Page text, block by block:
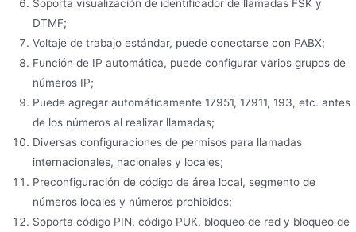
Soporta visualización de identificador de llamadas FSK y
DTMF;
Voltaje de trabajo estándar, puede conectarse con PABX;
Función de IP automática, puede configurar varios grupos de
números IP;
Puede agregar automáticamente 17951, 17911, 193, etc. antes
de los números al realizar llamadas;
Diversas configuraciones de permisos para llamadas
internacionales, nacionales y locales;
Preconfiguración de código de área local, segmento de
números locales y números prohibidos;
Soporta código PIN, código PUK, bloqueo de red y bloqueo de